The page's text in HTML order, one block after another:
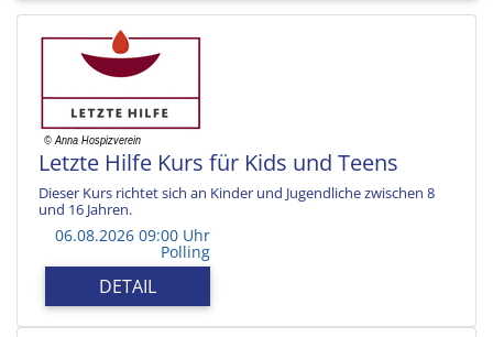
Letzte Hilfe Kurs für Kids und Teens
Dieser Kurs richtet sich an Kinder und Jugendliche zwischen 8
und 16 Jahren.
06.08.2026 09:00 Uhr
Polling
DETAIL